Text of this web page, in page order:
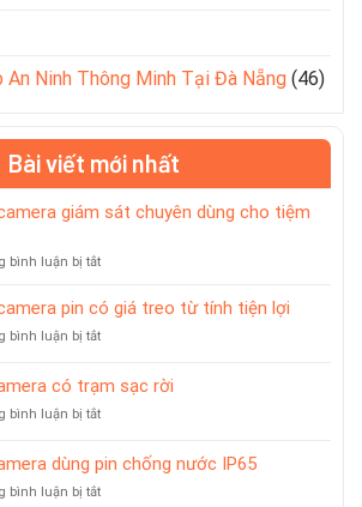
An Ninh Thông Minh Tại Đà Nẵng (46)
Bài viết mới nhất
giám sát chuyên dùng cho tiệm
bình luận bị tắtở
10
camera
giám
chuyên
cho
vàng
pin có giá treo từ tính tiện lợi
bình luận bị tắtở
camera
pin
giá
từ
có trạm sạc rời
bình luận bị tắtở
6
camera
có
dùng pin chống nước IP65
bình luận bị tắtở